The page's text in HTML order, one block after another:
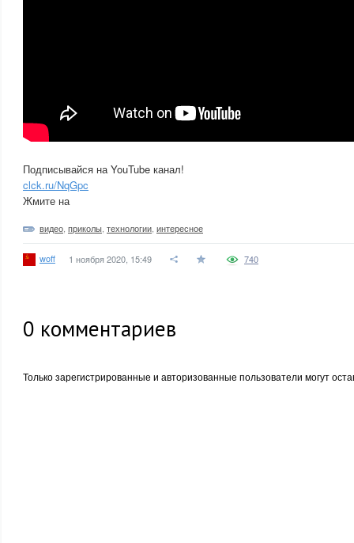
Подписывайся на YouTube канал!
clck.ru/NqGpc
Жмите на
видео приколы технологии интересное
woff 1 ноября 2020, 15:49 740
0 комментариев
Только зарегистрированные и авторизованные пользователи могут